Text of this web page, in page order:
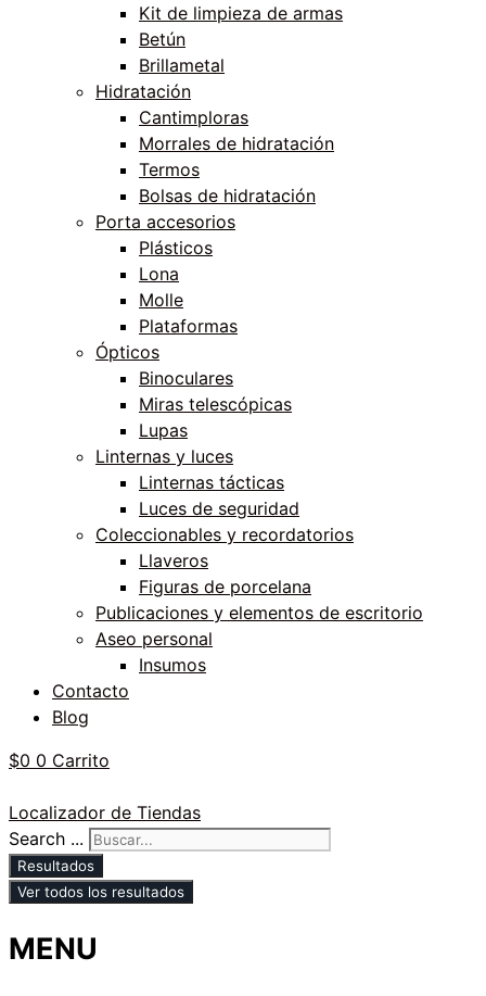
Kit de limpieza de armas
Betún
Brillametal
Hidratación
Cantimploras
Morrales de hidratación
Termos
Bolsas de hidratación
Porta accesorios
Plásticos
Lona
Molle
Plataformas
Ópticos
Binoculares
Miras telescópicas
Lupas
Linternas y luces
Linternas tácticas
Luces de seguridad
Coleccionables y recordatorios
Llaveros
Figuras de porcelana
Publicaciones y elementos de escritorio
Aseo personal
Insumos
Contacto
Blog
$0 0 Carrito
Localizador de Tiendas
Search ...
Resultados
Ver todos los resultados
MENU